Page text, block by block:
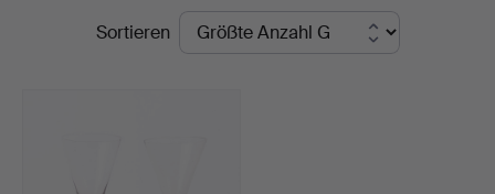
EndpreiseSortieren